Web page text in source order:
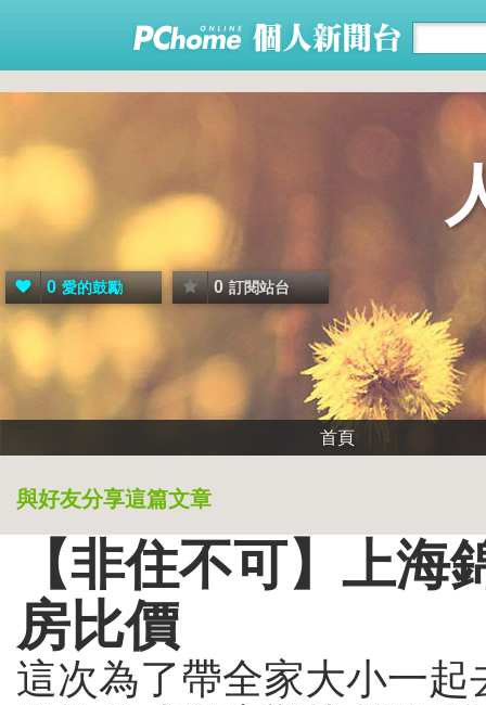
0 愛的鼓勵 0 訂閱站台
首頁
與好友分享這篇文章
【非住不可】上
房比價
這次為了帶全家大小一